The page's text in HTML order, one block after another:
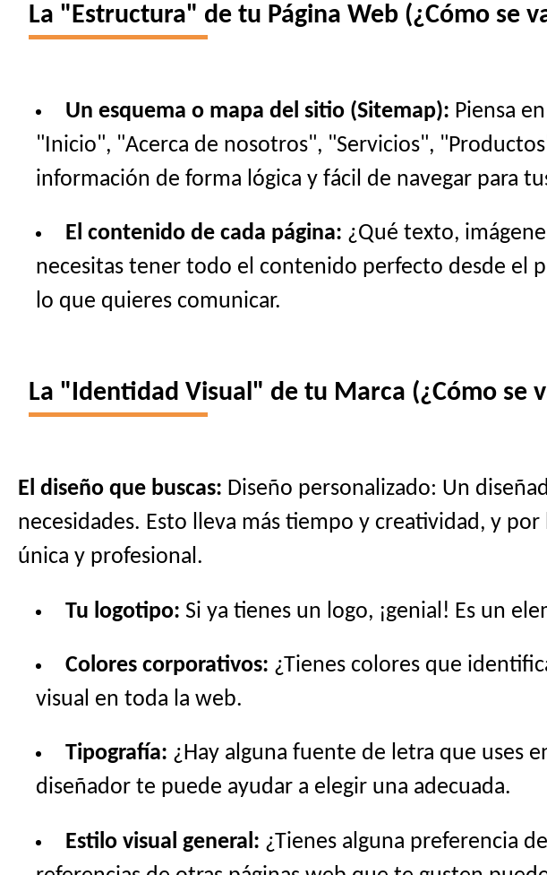
La "Estructura" de tu Página Web (¿Cómo se
Un esquema o mapa del sitio (Sitemap): Piensa
"Inicio", "Acerca de nosotros", "Servicios",
información de forma lógica y fácil de navegar para
El contenido de cada página: ¿Qué texto,
necesitas tener todo el contenido perfecto desde el
lo que quieres comunicar.
La "Identidad Visual" de tu Marca (¿Cómo se
El diseño que buscas: Diseño personalizado: Un
necesidades. Esto lleva más tiempo y creatividad, y
única y profesional.
Tu logotipo: Si ya tienes un logo, ¡genial! Es un
Colores corporativos: ¿Tienes colores que
visual en toda la web.
Tipografía: ¿Hay alguna fuente de letra que uses
diseñador te puede ayudar a elegir una adecuada.
Estilo visual general: ¿Tienes alguna preferencia